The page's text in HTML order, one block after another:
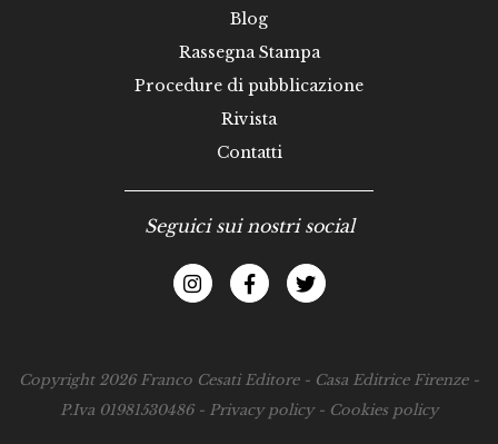
Blog
Rassegna Stampa
Procedure di pubblicazione
Rivista
Contatti
Seguici sui nostri social
Copyright 2026 Franco Cesati Editore - Casa Editrice Firenze -
P.Iva 01981530486 - Privacy policy- Cookies policy